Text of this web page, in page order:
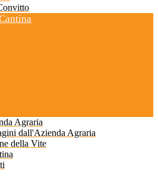
Agraria
dall'Azienda Agraria
della Vite